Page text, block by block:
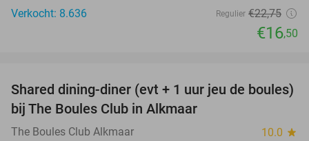
Verkocht: 8.636
Regulier €22,75
€16,50
29%
Shared dining-diner (evt + 1 uur jeu de boules)
bij The Boules Club in Alkmaar
The Boules Club Alkmaar 10.0 star